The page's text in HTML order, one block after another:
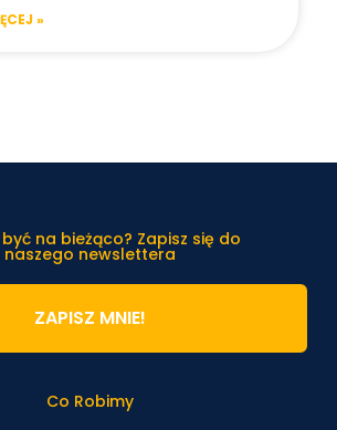
»
Co Robimy
na bieżąco? Zapisz się do
naszego newslettera
ZAPISZ MNIE!